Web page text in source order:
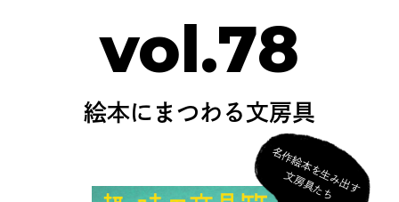
vol.78
絵本にまつわる文房具
名
作
絵
本
を
生
み
出
す
文
房
具
た
ち